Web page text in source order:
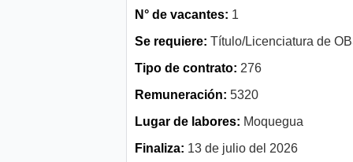
N° de vacantes: 1
Se requiere: Título/Licenciatura de
Tipo de contrato: 276
Remuneración: 5320
Lugar de labores: Moquegua
Finaliza: 13 de julio del 2026